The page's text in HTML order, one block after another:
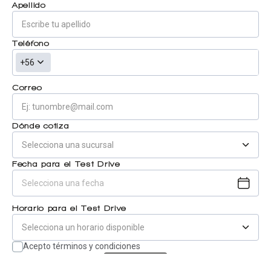
Centro de ayuda
Ver todo autos nuevos
Doble cabina
Apellido
Teléfono
+56
Correo
Dónde cotiza
Fecha para el Test Drive
Horario para el Test Drive
Acepto términos y condiciones